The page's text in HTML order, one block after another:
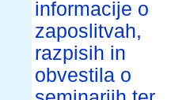
informacije o
zaposlitvah,
razpisih in
obvestila o